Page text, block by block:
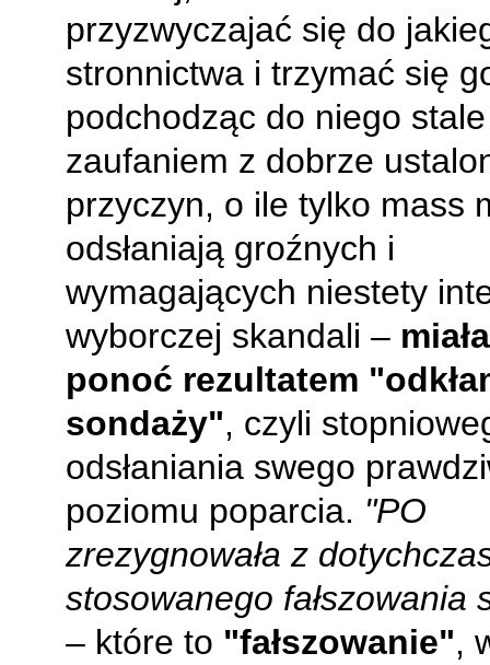
przyzwyczajać się do
stronnictwa i trzymać się
podchodząc do niego
zaufaniem z dobrze
przyczyn, o ile tylko mass
odsłaniają groźnych i
wymagających niestety
wyborczej skandali –
ponoć rezultatem
sondaży", czyli
odsłaniania swego
poziomu poparcia. "PO
zrezygnowała z
stosowanego fałszowania
– które to "fałszowanie",